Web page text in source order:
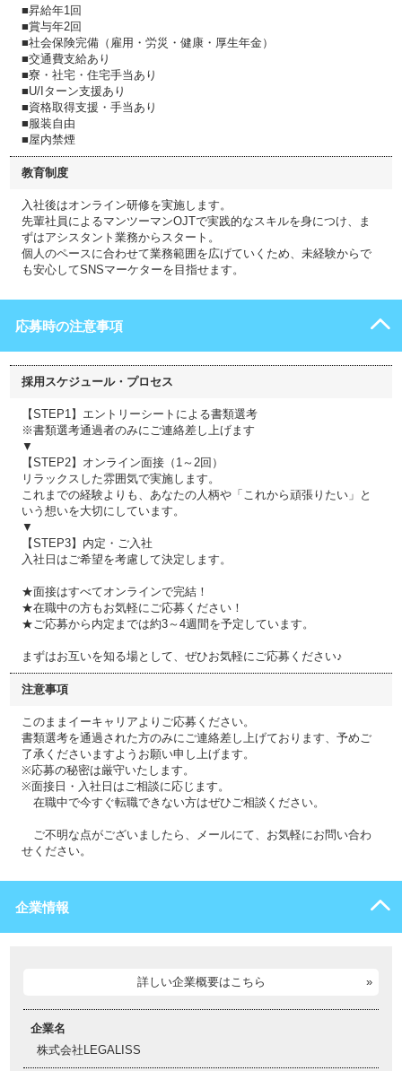
■昇給年1回
■賞与年2回
■社会保険完備（雇用・労災・健康・厚生年金）
■交通費支給あり
■寮・社宅・住宅手当あり
■U/Iターン支援あり
■資格取得支援・手当あり
■服装自由
■屋内禁煙
教育制度
入社後はオンライン研修を実施します。
先輩社員によるマンツーマンOJTで実践的なスキルを身につけ、ま
ずはアシスタント業務からスタート。
個人のペースに合わせて業務範囲を広げていくため、未経験からで
も安心してSNSマーケターを目指せます。
応募時の注意事項
採用スケジュール・プロセス
【STEP1】エントリーシートによる書類選考
※書類選考通過者のみにご連絡差し上げます
▼
【STEP2】オンライン面接（1～2回）
リラックスした雰囲気で実施します。
これまでの経験よりも、あなたの人柄や「これから頑張りたい」と
いう想いを大切にしています。
▼
【STEP3】内定・ご入社
入社日はご希望を考慮して決定します。
★面接はすべてオンラインで完結！
★在職中の方もお気軽にご応募ください！
★ご応募から内定までは約3～4週間を予定しています。
まずはお互いを知る場として、ぜひお気軽にご応募ください♪
注意事項
このままイーキャリアよりご応募ください。
書類選考を通過された方のみにご連絡差し上げております、予めご
了承くださいますようお願い申し上げます。
※応募の秘密は厳守いたします。
※面接日・入社日はご相談に応じます。
在職中で今すぐ転職できない方はぜひご相談ください。
ご不明な点がございましたら、メールにて、お気軽にお問い合わ
せください。
企業情報
詳しい企業概要はこちら
企業名
株式会社LEGALISS